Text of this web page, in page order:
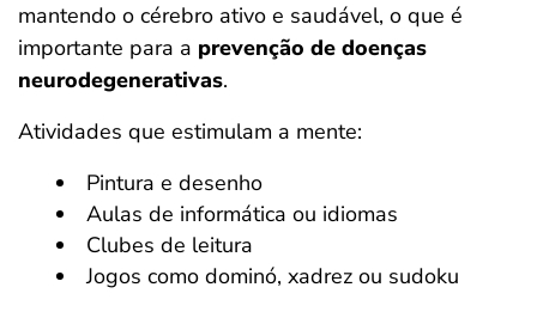
mantendo o cérebro ativo e saudável, o que é
importante para a prevenção de doenças
neurodegenerativas.
Atividades que estimulam a mente:
Pintura e desenho
Aulas de informática ou idiomas
Clubes de leitura
Jogos como dominó, xadrez ou sudoku